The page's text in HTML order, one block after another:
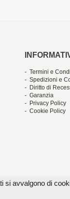
- Termini e
- Spedizioni e
- Diritto di
- Garanzia
- Privacy Policy
- Cookie Policy
avvalgono di